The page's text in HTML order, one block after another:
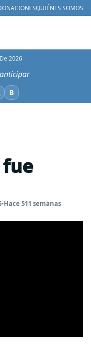
QUIÉNES SOMOS
2026
BBluesky
•Hace 511 semanas